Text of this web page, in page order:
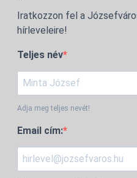
Iratkozzon fel a
hírleveleire!
Teljes név
Adja meg teljes nevét!
Email cím: